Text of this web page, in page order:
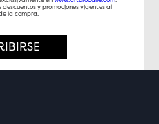
y promociones vigentes al
la compra.